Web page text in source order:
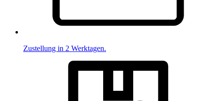
Zustellung in 2 Werktagen.